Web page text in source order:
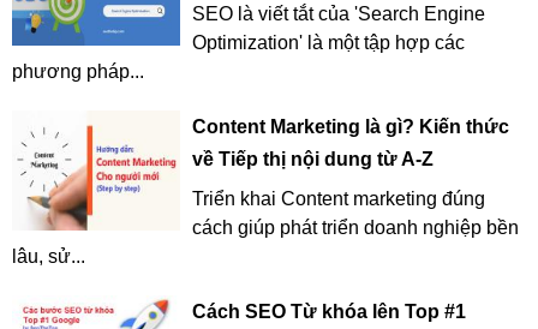
SEO là viết tắt của 'Search Engine
Optimization' là một tập hợp các
phương pháp...
Content Marketing là gì? Kiến thức
về Tiếp thị nội dung từ A-Z
Triển khai Content marketing đúng
cách giúp phát triển doanh nghiệp bền
lâu, sử...
Cách SEO Từ khóa lên Top #1